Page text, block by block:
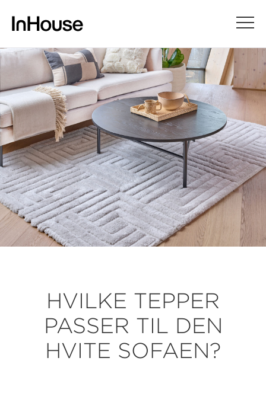
HVILKE TEPPER
PASSER TIL DEN
HVITE SOFAEN?